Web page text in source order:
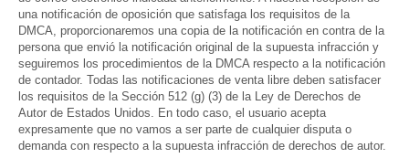
una notificación de oposición que satisfaga los requisitos de la
DMCA, proporcionaremos una copia de la notificación en contra de la
persona que envió la notificación original de la supuesta infracción y
seguiremos los procedimientos de la DMCA respecto a la notificación
de contador. Todas las notificaciones de venta libre deben satisfacer
los requisitos de la Sección 512 (g) (3) de la Ley de Derechos de
Autor de Estados Unidos. En todo caso, el usuario acepta
expresamente que no vamos a ser parte de cualquier disputa o
demanda con respecto a la supuesta infracción de derechos de autor.